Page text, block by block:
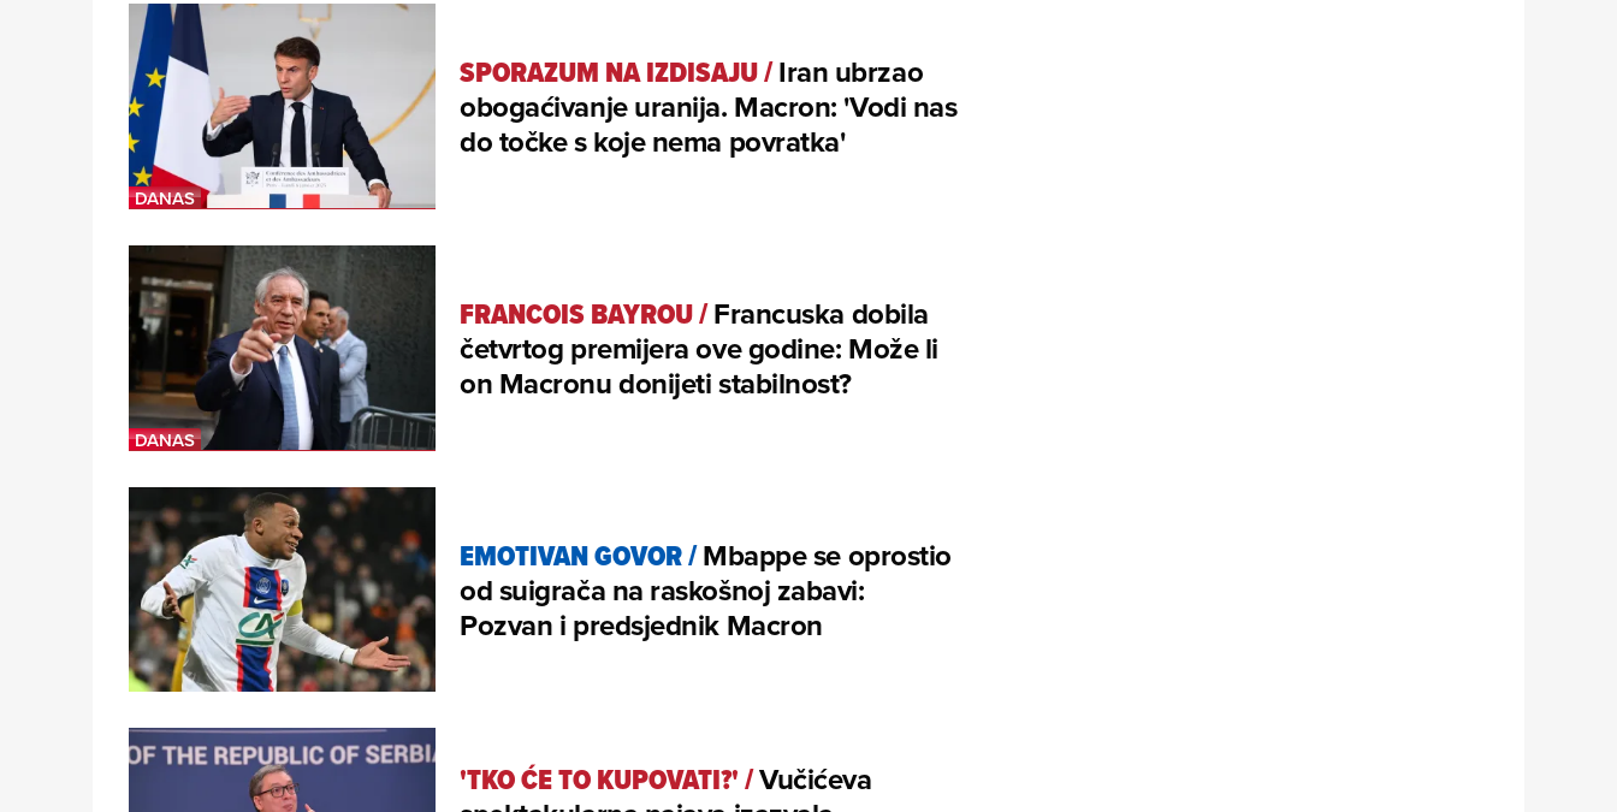
SPORAZUM NA IZDISAJU/Iran ubrzao
obogaćivanje uranija. Macron: 'Vodi nas
do točke s koje nema povratka'
FRANCOIS BAYROU/Francuska dobila
četvrtog premijera ove godine: Može li
on Macronu donijeti stabilnost?
EMOTIVAN GOVOR/Mbappe se oprostio
od suigrača na raskošnoj zabavi:
Pozvan i predsjednik Macron
'TKO ĆE TO KUPOVATI?'/Vučićeva